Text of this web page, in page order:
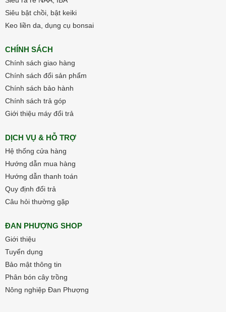
Siêu bật chồi, bật keiki
Keo liền da, dụng cụ bonsai
CHÍNH SÁCH
Chính sách giao hàng
Chính sách đổi sản phẩm
Chính sách bảo hành
Chính sách trả góp
Giới thiệu máy đổi trả
DỊCH VỤ & HỖ TRỢ
Hệ thống cửa hàng
Hướng dẫn mua hàng
Hướng dẫn thanh toán
Quy định đổi trả
Câu hỏi thường gặp
ĐAN PHƯỢNG SHOP
Giới thiệu
Tuyển dụng
Bảo mật thông tin
Phân bón cây trồng
Nông nghiệp Đan Phượng